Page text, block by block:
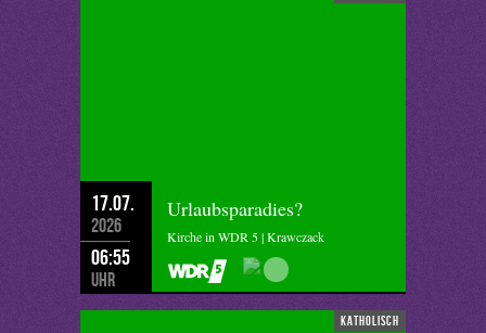
17.07.
2026
06:55
Uhr
Urlaubsparadies?
Kirche in WDR 5 | Krawczack
katholisch